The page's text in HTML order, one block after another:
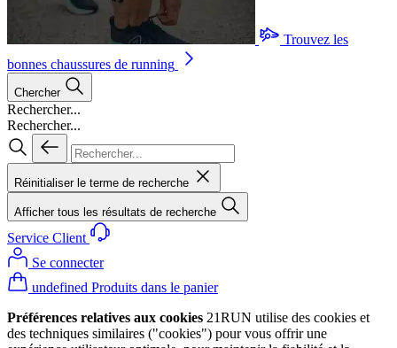
Trouvez les
bonnes chaussures de running
Chercher
Rechercher...
Rechercher...
Réinitialiser le terme de recherche
Afficher tous les résultats de recherche
Service Client
Se connecter
undefined Produits dans le panier
Préférences relatives aux cookies 21RUN utilise des cookies et
des techniques similaires ("cookies") pour vous offrir une